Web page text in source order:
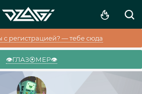
с регистрацией? — тебе сюда
👁️ГЛАЗ⦿МЕР👁️